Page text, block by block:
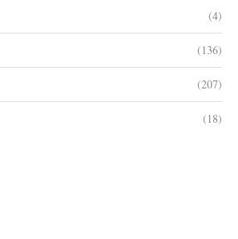
(4)
(136)
(207)
(18)